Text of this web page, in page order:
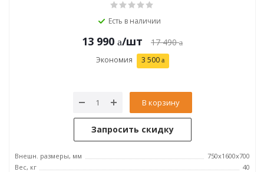
Есть в наличии
13 990 /шт 17 490
Экономия 3 500
В корзину
Запросить скидку
Внешн. размеры, мм
750x1600x700
Вес, кг
40